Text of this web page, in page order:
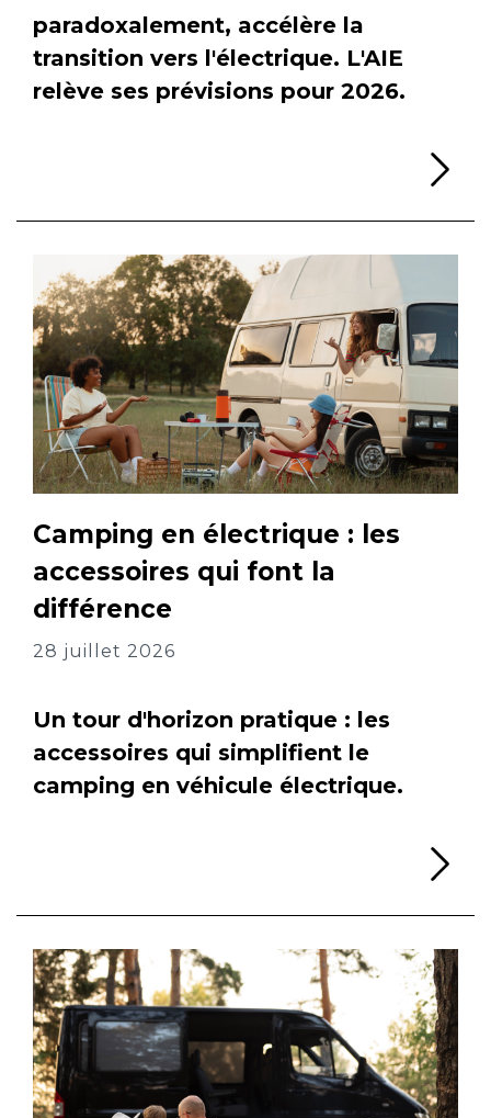
paradoxalement, accélère la
transition vers l'électrique. L'AIE
relève ses prévisions pour 2026.
Camping en électrique : les
accessoires qui font la
différence
28 juillet 2026
Un tour d'horizon pratique : les
accessoires qui simplifient le
camping en véhicule électrique.